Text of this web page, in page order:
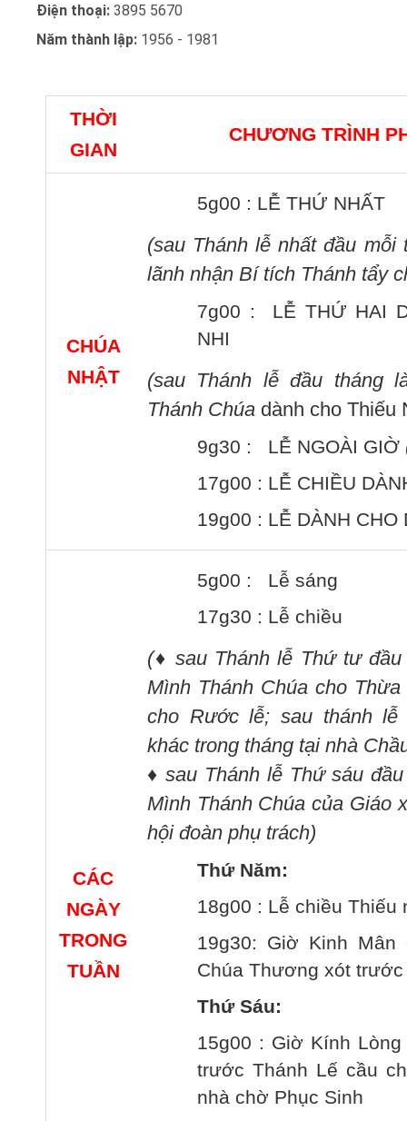
Điện thoại: 3895 5670
Năm thành lập: 1956 - 1981
THỜI
GIAN
CHƯƠNG TRÌNH
CHÚA
NHẬT
5g00 : LỄ THỨ NHẤT
(sau Thánh lễ nhất đầu mỗi
lãnh nhận Bí tích Thánh tẩy
7g00 : LỄ THỨ HAI
NHI
(sau Thánh lễ đầu tháng
Thánh Chúa dành cho Thiếu
9g30 : LỄ NGOÀI GIỜ
17g00 : LỄ CHIỀU
19g00 : LỄ DÀNH CHO
CÁC
NGÀY
TRONG
TUẦN
5g00 : Lễ sáng
17g30 : Lễ chiều
(♦ sau Thánh lễ Thứ tư đầu
Mình Thánh Chúa cho
cho Rước lễ; sau thánh
khác trong tháng tại nhà
♦sau Thánh lễ Thứ sáu
Mình Thánh Chúa của Giáo
hội đoàn phụ trách)
Thứ Năm:
18g00 : Lễ chiều Thiếu
19g30: Giờ Kinh
Chúa Thương xót
Thứ Sáu:
15g00 : Giờ Kính
trước Thánh Lế cầu
nhà chờ Phục Sinh